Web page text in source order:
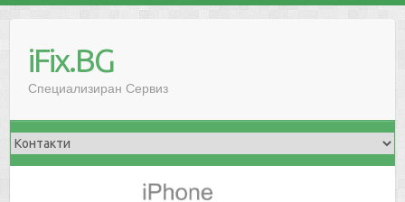
iFix.BG
Специализиран Сервиз